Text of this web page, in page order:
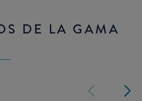
DE LA GAMA